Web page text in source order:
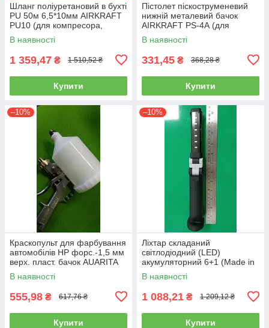
Шланг поліуретановий в бухті
PU 50м 6,5*10мм AIRKRAFT
PU10 (для компресора,
пневматичний, повітряний)
В наявності
1 359,47 ₴ 1 510,52 ₴
Купити
Пістолет піскоструменевий
нижній металевий бачок
AIRKRAFT PS-4А (для
розпилення, нагнітання,
пневмопістолет)
В наявності
331,45 ₴ 368,28 ₴
Купити
–10%
Краскопульт для фарбування
автомобілів HP форс.-1,5 мм
верх. пласт. бачок AUARITA
S-990P-1.8
В наявності
555,98 ₴ 617,76 ₴
Купити
–10%
Ліхтар складаний
світлодіодний (LED)
акумуляторний 6+1 (Made in
GERMANY) WL-0601
(ліхтарик, ручний)
В наявності
1 088,21 ₴ 1 209,12 ₴
Купити